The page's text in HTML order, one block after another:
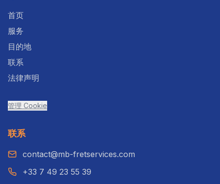
首页
服务
目的地
联系
法律声明
管理 Cookie
联系
contact@mb-fretservices.com
+33 7 49 23 55 39